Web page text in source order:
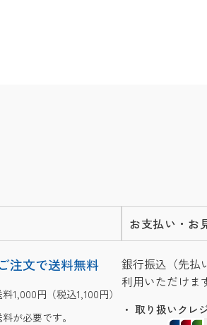
注文で送料無料
1,000円（税込1,100円）
が必要です。
お支払い・お
銀行振込（先払
利用いただけま
・ 取り扱いクレ